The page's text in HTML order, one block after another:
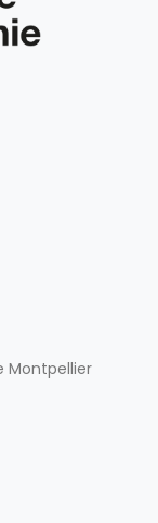
Montpellier